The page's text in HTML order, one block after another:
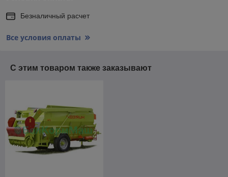
Безналичный расчет
Все условия оплаты
С этим товаром также заказывают